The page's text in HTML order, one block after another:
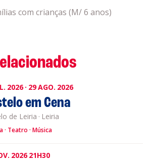
com crianças (M/ 6 anos)
2026 · 29AGO. 2026
em Cena
de Leiria · Leiria
Teatro Música
2026 21H30